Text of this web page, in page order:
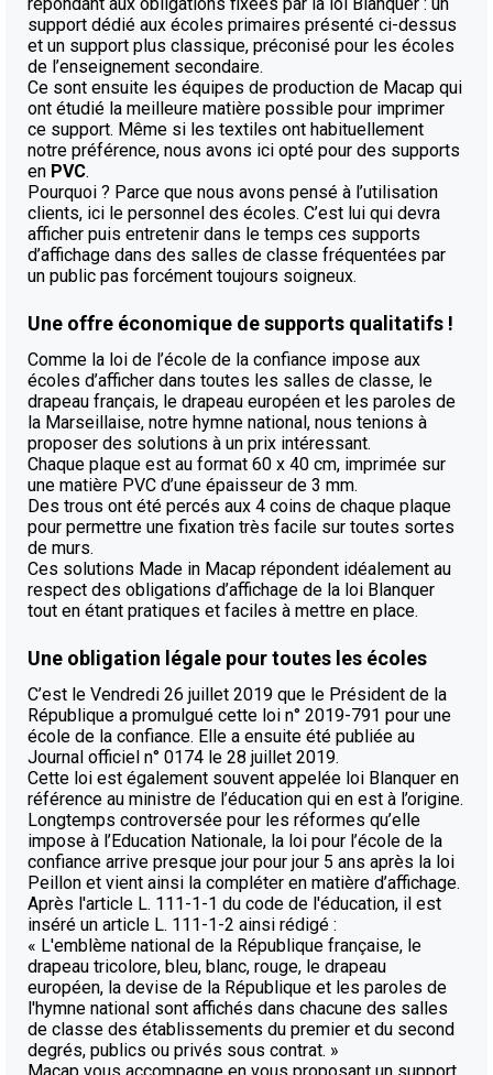
support dédié aux écoles primaires présenté ci-dessus
et un support plus classique, préconisé pour les écoles
de l’enseignement secondaire.
Ce sont ensuite les équipes de production de Macap qui
ont étudié la meilleure matière possible pour imprimer
ce support. Même si les textiles ont habituellement
notre préférence, nous avons ici opté pour des supports
en PVC.
Pourquoi ? Parce que nous avons pensé à l’utilisation
clients, ici le personnel des écoles. C’est lui qui devra
afficher puis entretenir dans le temps ces supports
d’affichage dans des salles de classe fréquentées par
un public pas forcément toujours soigneux.
Une offre économique de supports qualitatifs !
Comme la loi de l’école de la confiance impose aux
écoles d’afficher dans toutes les salles de classe, le
drapeau français, le drapeau européen et les paroles de
la Marseillaise, notre hymne national, nous tenions à
proposer des solutions à un prix intéressant.
Chaque plaque est au format 60 x 40 cm, imprimée sur
une matière PVC d’une épaisseur de 3 mm.
Des trous ont été percés aux 4 coins de chaque plaque
pour permettre une fixation très facile sur toutes sortes
de murs.
Ces solutions Made in Macap répondent idéalement au
respect des obligations d’affichage de la loi Blanquer
tout en étant pratiques et faciles à mettre en place.
Une obligation légale pour toutes les écoles
C’est le Vendredi 26 juillet 2019 que le Président de la
République a promulgué cette loi n° 2019-791 pour une
école de la confiance. Elle a ensuite été publiée au
Journal officiel n° 0174 le 28 juillet 2019.
Cette loi est également souvent appelée loi Blanquer en
référence au ministre de l’éducation qui en est à l’origine.
Longtemps controversée pour les réformes qu’elle
impose à l’Education Nationale, la loi pour l’école de la
confiance arrive presque jour pour jour 5 ans après la loi
Peillon et vient ainsi la compléter en matière d’affichage.
Après l'article L. 111-1-1 du code de l'éducation, il est
inséré un article L. 111-1-2 ainsi rédigé :
« L'emblème national de la République française, le
drapeau tricolore, bleu, blanc, rouge, le drapeau
européen, la devise de la République et les paroles de
l'hymne national sont affichés dans chacune des salles
de classe des établissements du premier et du second
degrés, publics ou privés sous contrat. »